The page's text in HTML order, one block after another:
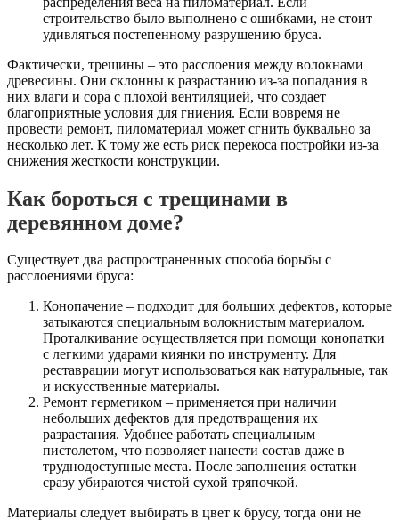
строительство было выполнено с ошибками, не стоит
удивляться постепенному разрушению бруса.
Фактически, трещины – это расслоения между волокнами
древесины. Они склонны к разрастанию из-за попадания в
них влаги и сора с плохой вентиляцией, что создает
благоприятные условия для гниения. Если вовремя не
провести ремонт, пиломатериал может сгнить буквально за
несколько лет. К тому же есть риск перекоса постройки из-за
снижения жесткости конструкции.
Как бороться с трещинами в
деревянном доме?
Существует два распространенных способа борьбы с
расслоениями бруса:
Конопачение – подходит для больших дефектов, которые
затыкаются специальным волокнистым материалом.
Проталкивание осуществляется при помощи конопатки
с легкими ударами киянки по инструменту. Для
реставрации могут использоваться как натуральные, так
и искусственные материалы.
Ремонт герметиком – применяется при наличии
небольших дефектов для предотвращения их
разрастания. Удобнее работать специальным
пистолетом, что позволяет нанести состав даже в
труднодоступные места. После заполнения остатки
сразу убираются чистой сухой тряпочкой.
Материалы следует выбирать в цвет к брусу, тогда они не